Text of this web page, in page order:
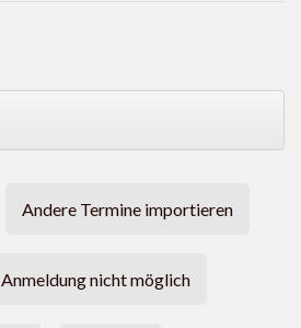
Andere Termine importieren
Anmeldung nicht möglich